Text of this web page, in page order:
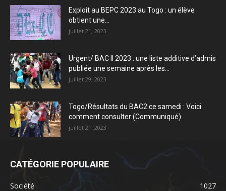
Exploit au BEPC 2023 au Togo : un élève
obtient une...
juillet 21, 2023
Urgent/ BAC II 2023 : une liste additive d’admis
publiée une semaine après les...
juillet 29, 2023
Togo/Résultats du BAC2 ce samedi : Voici
comment consulter (Communiqué)
juillet 21, 2023
CATÉGORIE POPULAIRE
Société
1027